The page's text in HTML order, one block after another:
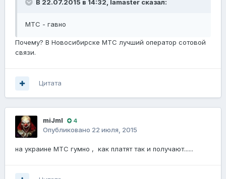
В 22.07.2015 в 14:32, lamaster сказал:
МТС - гавно
Почему? В Новосибирске МТС лучший оператор сотовой
связи.
Цитата
miJmI 4
Опубликовано 22 июля, 2015
на украине МТС гумно , как платят так и получают......